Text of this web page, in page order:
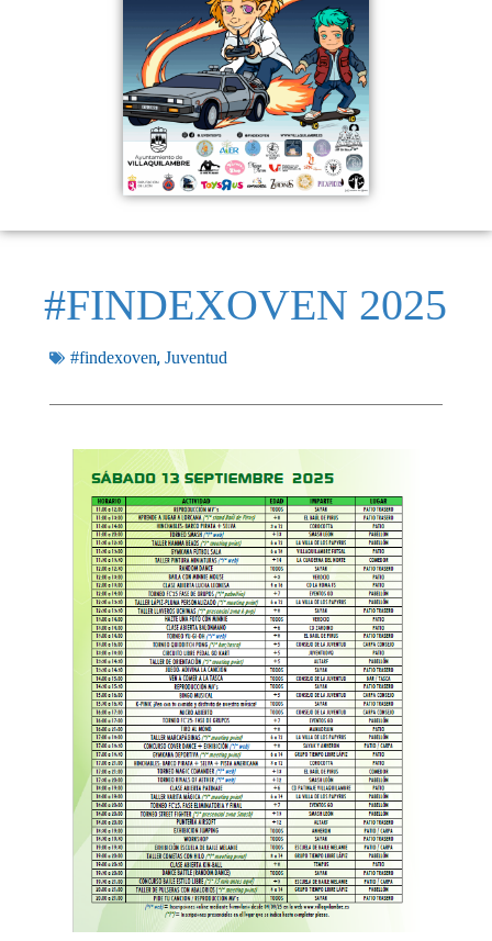
#FINDEXOVEN 2025
#findexoven, Juventud